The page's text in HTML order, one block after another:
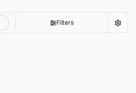
Filters